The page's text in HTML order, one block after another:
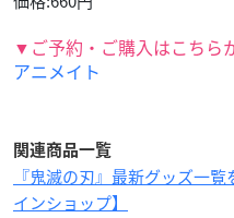
▼ご予約・ご購入はこちら
アニメイト
関連商品一覧
『鬼滅の刃』最新グッズ一
インショップ】